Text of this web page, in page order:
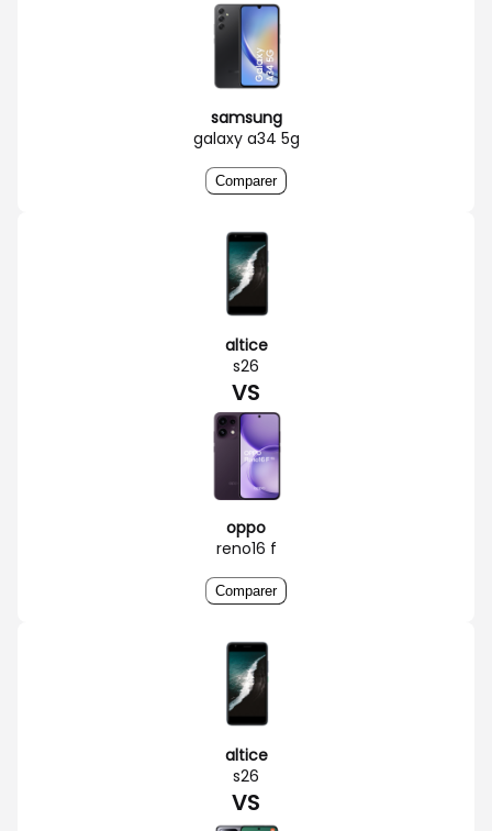
samsung
galaxy a34 5g
Comparer
altice
s26
VS
oppo
reno16 f
Comparer
altice
s26
VS